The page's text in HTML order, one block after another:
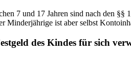
7 und 17 Jahren sind nach den §§
Minderjährige ist aber selbst
des Kindes für sich